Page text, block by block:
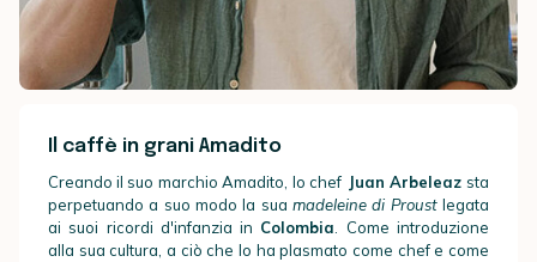
Il caffè in grani Amadito
Creando il suo marchio Amadito, lo chef Juan Arbeleaz sta
perpetuando a suo modo la sua madeleine di Proust legata
ai suoi ricordi d'infanzia in Colombia . Come introduzione
alla sua cultura, a ciò che lo ha plasmato come chef e come